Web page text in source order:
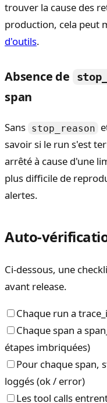
trouver la cause des
production, cela peut
d'outils.
Absence de
span
Sans stop_reason
savoir si le run s'est
arrêté à cause d'une
plus difficile de
alertes.
Auto-
Ci-dessous, une
avant release.
Chaque run a
Chaque span a
étapes imbriquées)
Pour chaque span,
loggés (ok / error)
Les tool calls